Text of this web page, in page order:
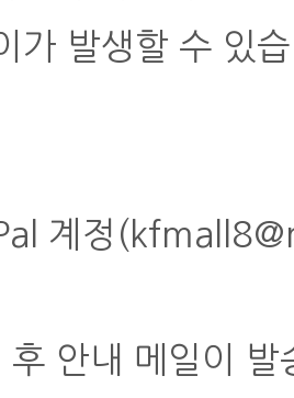
가 발생할 수 있
계정
후 안내 메일이